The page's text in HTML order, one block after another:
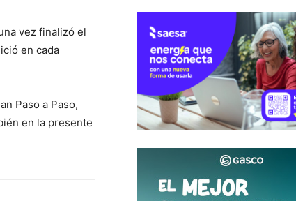
vez finalizó el
en cada
Paso a Paso,
en la presente